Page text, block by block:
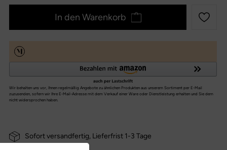
In den Warenkorb
Sofort versandfertig, Lieferfrist 1-3 Tage